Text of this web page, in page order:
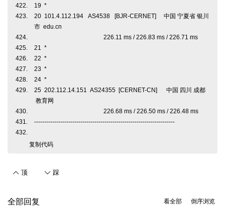
19 *
20 101.4.112.194 AS4538 [BJR-CERNET] 中国 宁夏省 银川
市 edu.cn
226.11 ms / 226.83 ms / 226.71 ms
21 *
22 *
23 *
24 *
25 202.112.14.151 AS24355 [CERNET-CN] 中国 四川 成都
教育网
226.68 ms / 226.50 ms / 226.48 ms
----------------------------------------------------------------------
复制代码
顶 踩
倒序浏览
看全部
全部回复